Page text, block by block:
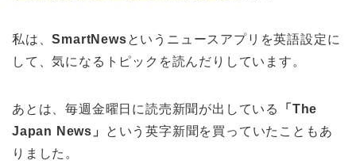
私は、SmartNewsというニュースアプリを英語設定に
して、気になるトピックを読んだりしています。
あとは、毎週金曜日に読売新聞が出している
「The
Japan News」
という英字新聞を買っていたこともあ
りました。